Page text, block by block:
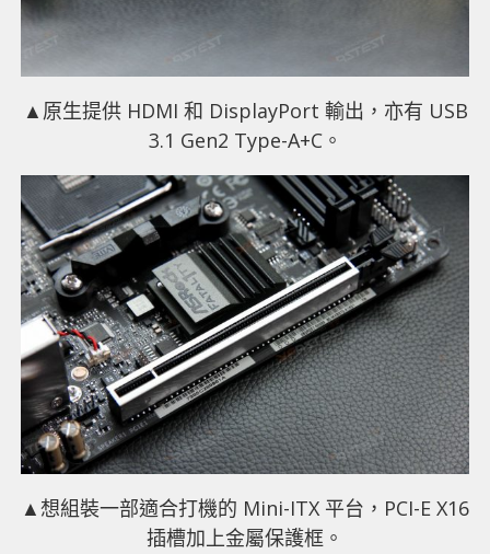
▲原生提供 HDMI 和 DisplayPort 輸出，亦有 USB
3.1 Gen2 Type-A+C。
▲想組裝一部適合打機的 Mini-ITX 平台，PCI-E X16
插槽加上金屬保護框。